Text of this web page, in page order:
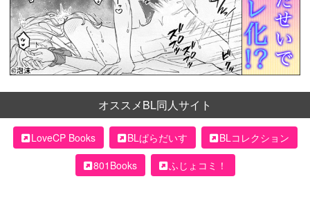
オススメBL同人サイト
LoveCP Books BLぱらだいす
BLコレクション
801Books
ふじょコミ！